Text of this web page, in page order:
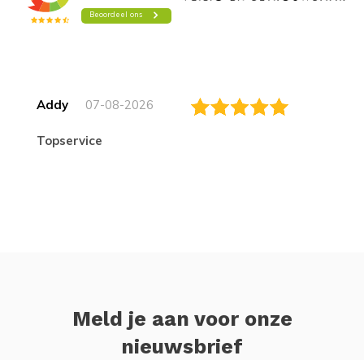
Addy 07-08-2026
topservice
Meld je aan voor onze
nieuwsbrief